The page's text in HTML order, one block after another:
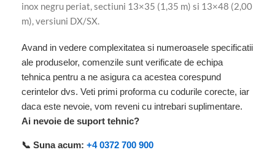
inox negru periat, sectiuni 13×35 (1,35 m) si 13×48 (2,00
m), versiuni DX/SX.
Avand in vedere complexitatea si numeroasele specificatii
ale produselor, comenzile sunt verificate de echipa
tehnica pentru a ne asigura ca acestea corespund
cerintelor dvs. Veti primi proforma cu codurile corecte, iar
daca este nevoie, vom reveni cu intrebari suplimentare.
Ai nevoie de suport tehnic?
📞 Suna acum: +4 0372 700 900